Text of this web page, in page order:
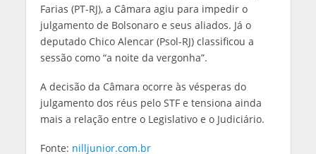
Farias (PT-RJ), a Câmara agiu para impedir o
julgamento de Bolsonaro e seus aliados. Já o
deputado Chico Alencar (Psol-RJ) classificou a
sessão como “a noite da vergonha”.
A decisão da Câmara ocorre às vésperas do
julgamento dos réus pelo STF e tensiona ainda
mais a relação entre o Legislativo e o Judiciário.
Fonte: nilljunior.com.br